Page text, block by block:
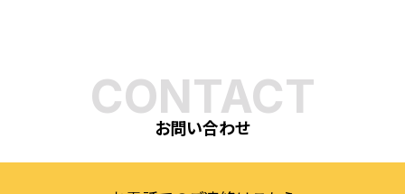
CONTACT
お問い合わせ